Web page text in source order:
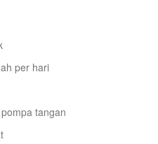
per hari
tangan